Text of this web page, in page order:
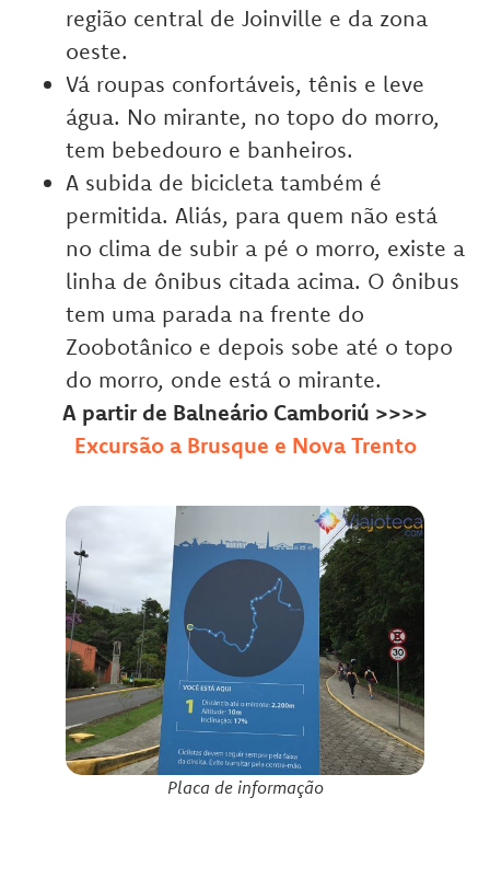
região central de Joinville e da zona
oeste.
Vá roupas confortáveis, tênis e leve
água. No mirante, no topo do morro,
tem bebedouro e banheiros.
A subida de bicicleta também é
permitida. Aliás, para quem não está
no clima de subir a pé o morro, existe a
linha de ônibus citada acima. O ônibus
tem uma parada na frente do
Zoobotânico e depois sobe até o topo
do morro, onde está o mirante.
A partir de Balneário Camboriú >>>>
Excursão a Brusque e Nova Trento
Placa de informação